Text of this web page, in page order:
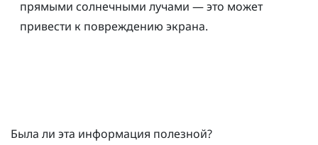
прямыми солнечными лучами — это может
привести к повреждению экрана.
Была ли эта информация полезной?